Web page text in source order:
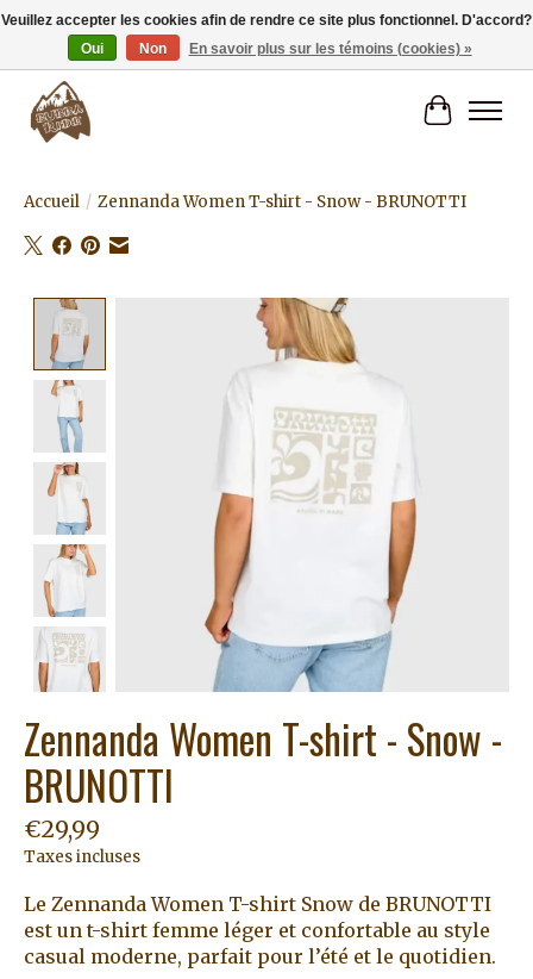
Livraison gratuite à partir de 80€.
Panier
Accueil / Zennanda Women T-shirt - Snow - BRUNOTTI
Product image slideshow Items
Zennanda Women T-shirt - Snow -
BRUNOTTI
€29,99
Taxes incluses
Le Zennanda Women T-shirt Snow de BRUNOTTI
est un t-shirt femme léger et confortable au style
casual moderne, parfait pour l’été et le quotidien.
Veuillez accepter les cookies afin de rendre ce site plus fonctionnel. D'accord?
Oui
Non En savoir plus sur les témoins (cookies) »